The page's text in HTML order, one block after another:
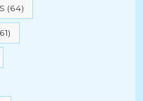
(64)